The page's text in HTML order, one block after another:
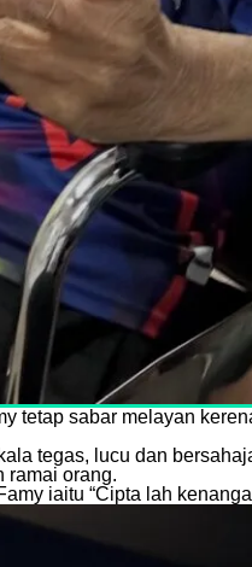
tetap sabar melayan
tegas, lucu dan
ramai orang.
iaitu “Cipta lah